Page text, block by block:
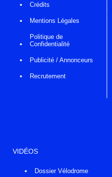
Crédits
Mentions Légales
Politique de
Confidentialité
Publicité / Annonceurs
Recrutement
VIDÉOS
Dossier Vélodrome